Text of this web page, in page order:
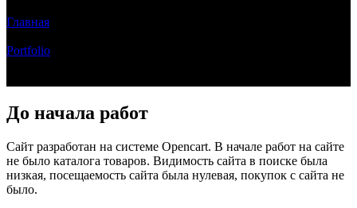
Главная
Portfolio
До начала работ
Сайт разработан на системе Opencart. В начале работ на сайте
не было каталога товаров. Видимость сайта в поиске была
низкая, посещаемость сайта была нулевая, покупок с сайта не
было.